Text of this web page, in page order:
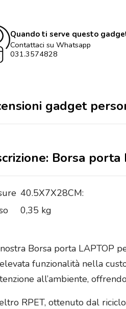
Quando ti serve questo
Contattaci su Whatsapp
031.3574828
gadget
Borsa
40.5X7X28CM:
0,35 kg
Borsa porta LAPTOP
funzionalità nella
all’ambiente,
RPET, ottenuto dal